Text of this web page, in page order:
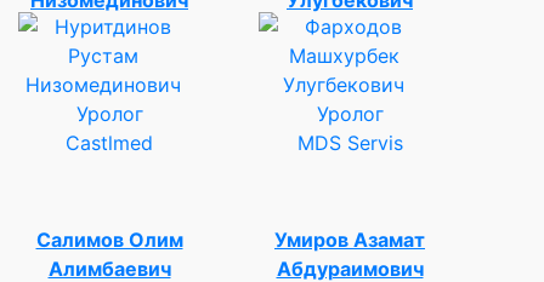
Уролог
Castlmed
Уролог
MDS Servis
Салимов Олим
Алимбаевич
Умиров Азамат
Абдураимович